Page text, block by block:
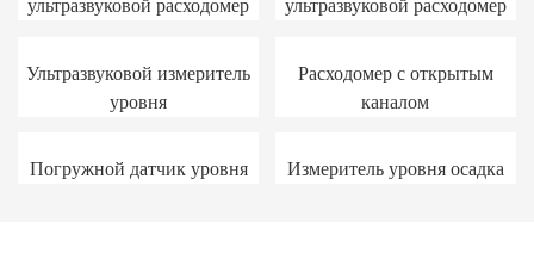
Ультразвуковой измеритель
уровня
Расходомер с открытым
каналом
Погружной датчик уровня Измеритель уровня осадка